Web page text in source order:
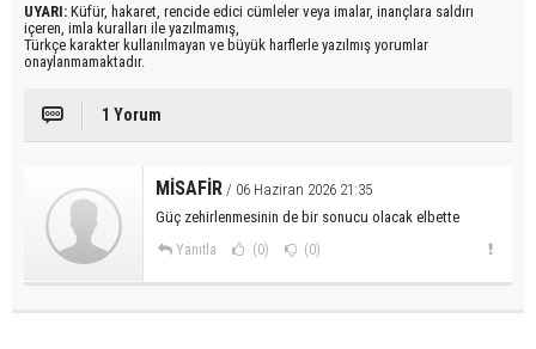
UYARI: Küfür, hakaret, rencide edici cümleler veya imalar, inançlara saldırı
içeren, imla kuralları ile yazılmamış,
Türkçe karakter kullanılmayan ve büyük harflerle yazılmış yorumlar
onaylanmamaktadır.
1 Yorum
MİSAFİR / 06 Haziran 2026 21:35
Güç zehirlenmesinin de bir sonucu olacak elbette
Yanıtla (0) (0)